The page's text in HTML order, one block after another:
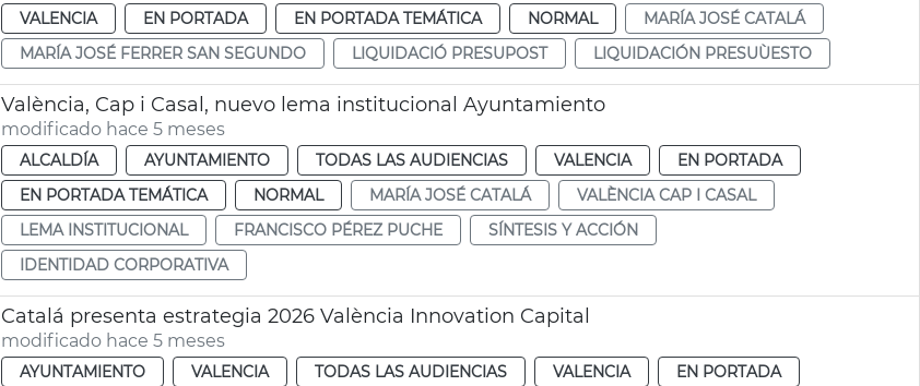
VALENCIA
EN PORTADA EN PORTADA TEMÁTICA NORMAL
MARÍA JOSÉ CATALÁ
MARÍA JOSÉ FERRER SAN SEGUNDO
LIQUIDACIÓ PRESUPOST LIQUIDACIÓN PRESUÙESTO
València, Cap i Casal, nuevo lema institucional Ayuntamiento
modificado hace 5 meses
ALCALDÍA AYUNTAMIENTO TODAS LAS AUDIENCIAS VALENCIA
EN PORTADA
EN PORTADA TEMÁTICA
NORMAL MARÍA JOSÉ CATALÁ
VALÈNCIA CAP I CASAL
LEMA INSTITUCIONAL
FRANCISCO PÉREZ PUCHE
SÍNTESIS Y ACCIÓN
IDENTIDAD CORPORATIVA
Catalá presenta estrategia 2026 València Innovation Capital
modificado hace 5 meses
AYUNTAMIENTO VALENCIA TODAS LAS AUDIENCIAS VALENCIA EN PORTADA